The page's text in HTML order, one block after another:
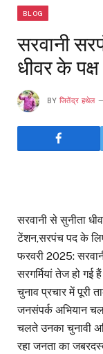
BLOG
सरवानी
धीवर के
BY जितेंद्र हथेल
सरवानी से सुनीता
टेंशन,सरपंच पद के लिए
फरवरी 2025:
सरगर्मियां तेज हो गई
चुनाव प्रचार में पूरी
जनसंपर्क अभियान
चलते उनका चुनावी
रहा जनता का